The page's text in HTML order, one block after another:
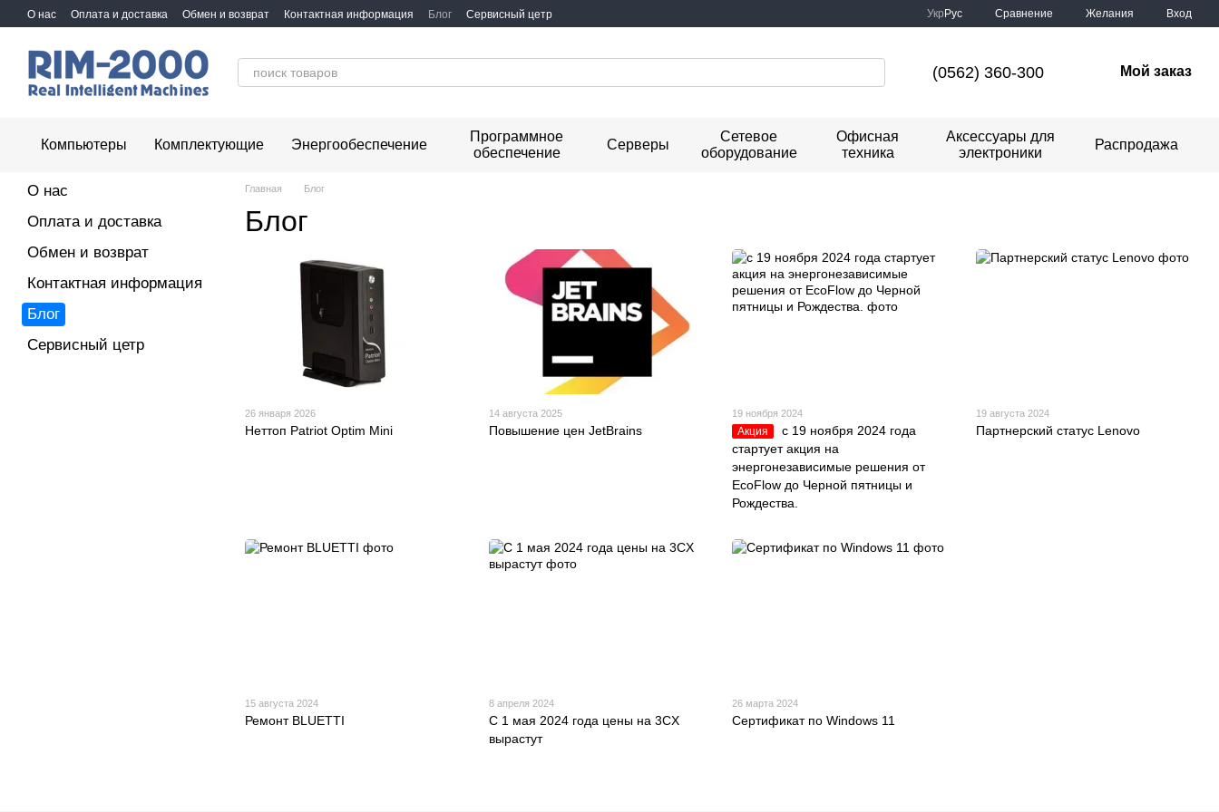
Перейти к основному контенту
О нас Оплата и доставка Обмен и возврат Контактная информация Блог Сервисный цетр Укр Рус Сравнение Желания Вход
(0562) 360-300 Мой заказ
Компьютеры Комплектующие Энергообеспечение
Программное
обеспечение
Серверы
Сетевое
оборудование
Офисная
техника
Аксессуары для
электроники
Распродажа
Главная Блог
Блог
26 января 2026
Неттоп Patriot Optim Mini
14 августа 2025
Повышение цен JetBrains
19 ноября 2024
Акция
с 19 ноября 2024 года
стартует акция на
энергонезависимые решения от
EcoFlow до Черной пятницы и
Рождества.
19 августа 2024
Партнерский статус Lenovo
15 августа 2024
Ремонт BLUETTI
8 апреля 2024
С 1 мая 2024 года цены на 3CX
вырастут
26 марта 2024
Сертификат по Windows 11
О нас
Оплата и доставка
Обмен и возврат
Контактная информация
Блог
Сервисный цетр